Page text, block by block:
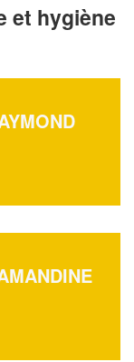
et hygiène